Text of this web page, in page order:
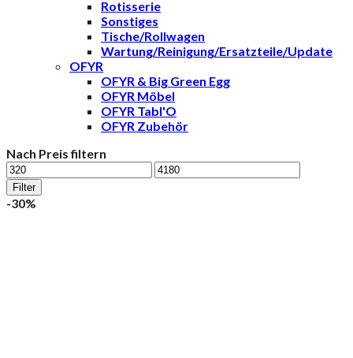
Rotisserie
Sonstiges
Tische/Rollwagen
Wartung/Reinigung/Ersatzteile/Update
OFYR
OFYR & Big Green Egg
OFYR Möbel
OFYR Tabl'O
OFYR Zubehör
Nach Preis filtern
Min.
Preis
Max.
Preis
Filter
-30%